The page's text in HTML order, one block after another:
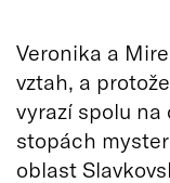
Veronika a
vztah, a
vyrazí spolu na
stopách
oblast